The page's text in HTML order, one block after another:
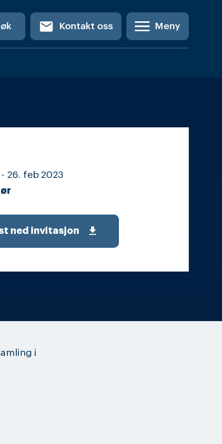
email Kontakt oss Meny
26. feb 2023
ned invitasjon get_app
i